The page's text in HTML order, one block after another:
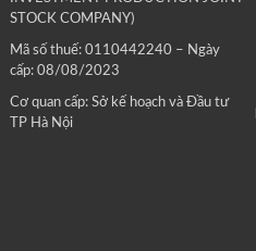
STOCK COMPANY)
Mã số thuế: 0110442240 – Ngày
cấp: 08/08/2023
Cơ quan cấp: Sở kế hoạch và Đầu tư
TP Hà Nội